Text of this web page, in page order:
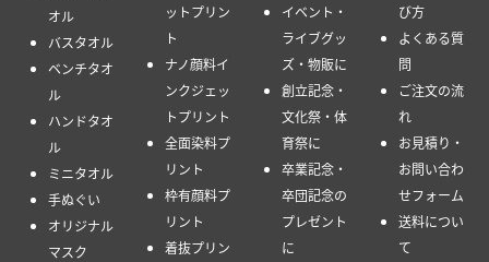
オル
バスタオル
ベンチタオ
ル
ハンドタオ
ル
ミニタオル
手ぬぐい
オリジナル
マスク
ットプリン
ト
ナノ顔料イ
ンクジェッ
トプリント
全面染料プ
リント
枠有顔料プ
リント
着抜プリン
イベント・
ライブグッ
ズ・物販に
創立記念・
文化祭・体
育祭に
卒業記念・
卒団記念の
プレゼント
に
び方
よくある質
問
ご注文の流
れ
お見積り・
お問い合わ
せフォーム
送料につい
て